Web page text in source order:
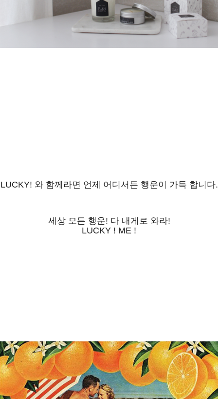
LUCKY! 와 함께라면 언제 어디서든 행운이 가득 합니다.
세상 모든 행운! 다 내게로 와라!
LUCKY ! ME !